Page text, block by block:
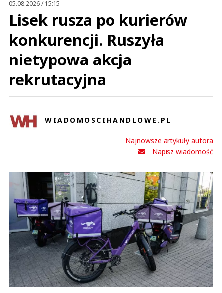
05.08.2026 / 15:15
Lisek rusza po kurierów
konkurencji. Ruszyła
nietypowa akcja
rekrutacyjna
WIADOMOSCIHANDLOWE.PL
Najnowsze artykuły autora
Napisz wiadomość